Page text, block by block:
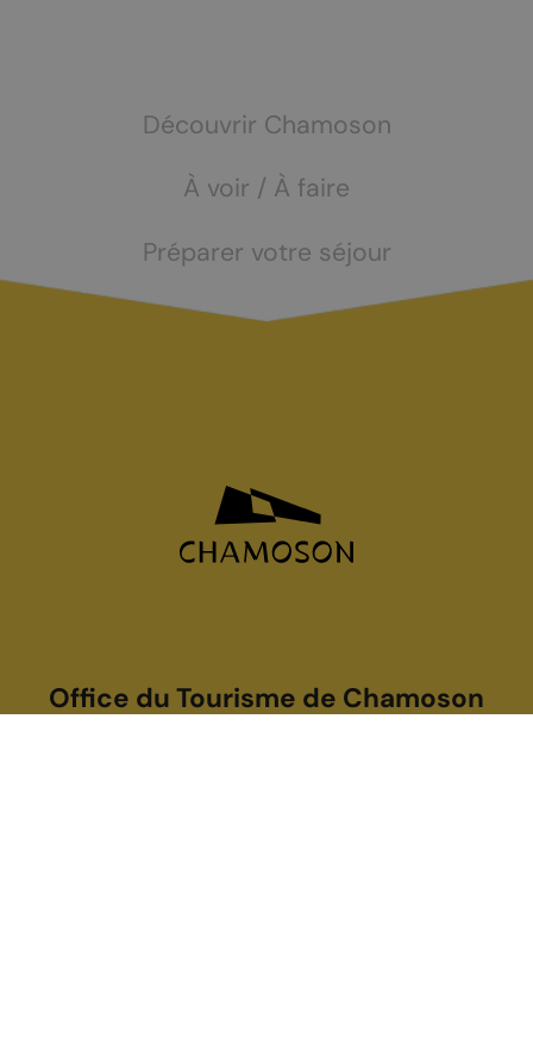
Découvrir Chamoson
À voir / À faire
Préparer votre séjour
Office du Tourisme de Chamoson